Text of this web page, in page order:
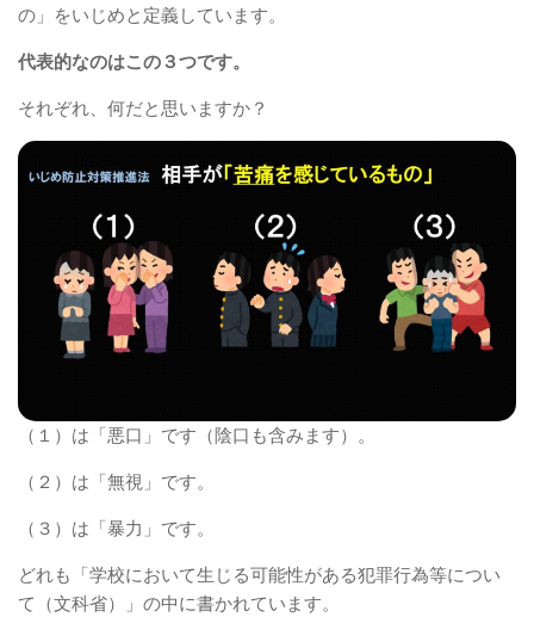
の」をいじめと定義しています。
代表的なのはこの３つです。
それぞれ、何だと思いますか？
（１）は「悪口」です（陰口も含みます）。
（２）は「無視」です。
（３）は「暴力」です。
どれも「学校において生じる可能性がある犯罪行為等につい
て（文科省）」の中に書かれています。